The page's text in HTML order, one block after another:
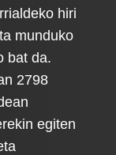
hiri
munduko
bat da.
2798
egiten